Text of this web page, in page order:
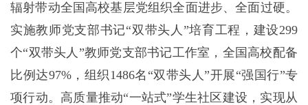
辐射带动全国高校基层党组织全面进步、全面过硬。
实施教师党支部书记“双带头人”培育工程，建设299
个“双带头人”教师党支部书记工作室，全国高校配备
比例达97%，组织1486名“双带头人”开展“强国行”专
项行动。高质量推动“一站式”学生社区建设，实现从